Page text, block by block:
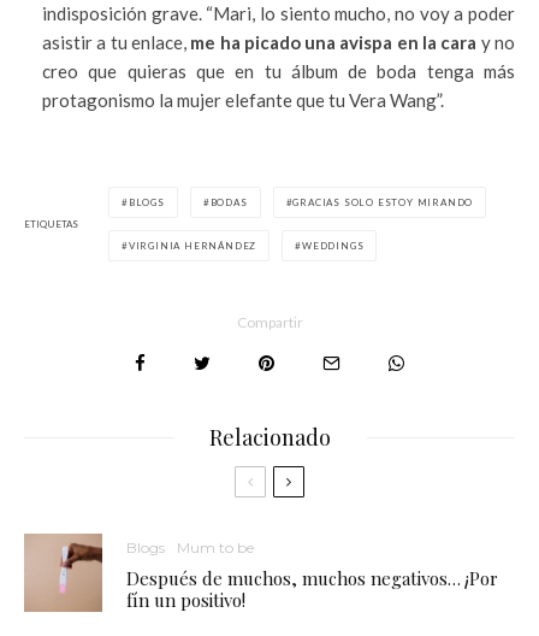
indisposición grave. “Mari, lo siento mucho, no voy a poder
asistir a tu enlace, me ha picado una avispa en la cara y no
creo que quieras que en tu álbum de boda tenga más
protagonismo la mujer elefante que tu Vera Wang”.
ETIQUETAS
BLOGS BODAS GRACIAS SOLO ESTOY MIRANDO
VIRGINIA HERNÁNDEZ WEDDINGS
Compartir
Relacionado
Blogs Mum to be
Después de muchos, muchos negativos… ¡Por
fín un positivo!